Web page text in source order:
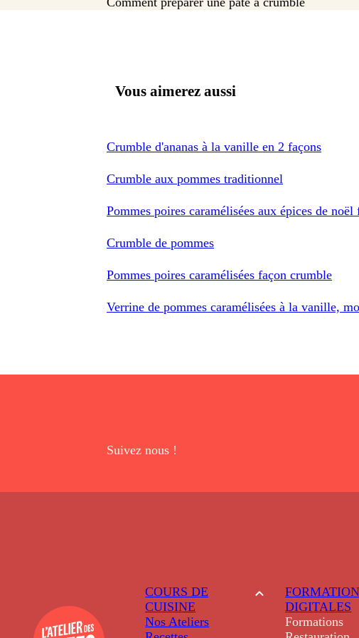
Vous aimerez aussi
Crumble d'ananas à la vanille en 2 façons
Crumble aux pommes traditionnel
Pommes poires caramélisées aux épices de
Crumble de pommes
Pommes poires caramélisées façon crumble
Verrine de pommes caramélisées à la vanille,
Suivez nous !
COURS DE
CUISINE
Nos Ateliers
DIGITALES
Formations